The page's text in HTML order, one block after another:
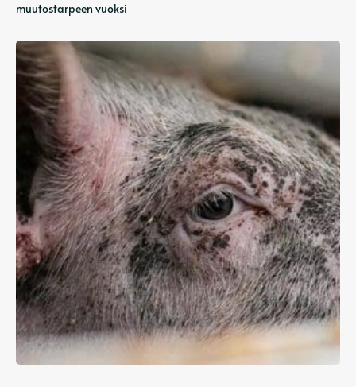
muutostarpeen vuoksi